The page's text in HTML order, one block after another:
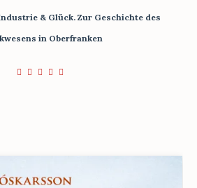
& Glück. Zur Geschichte des
in Oberfranken